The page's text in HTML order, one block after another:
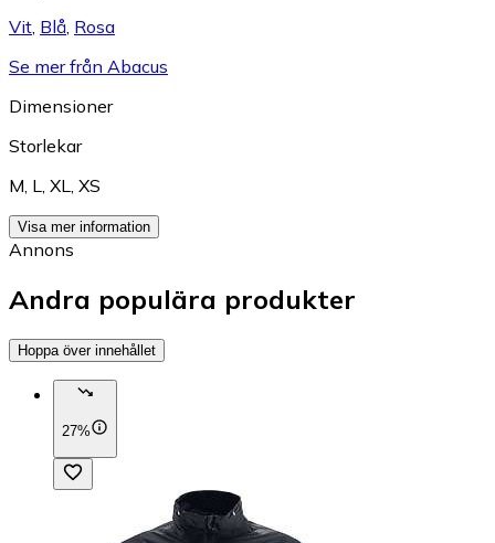
Vit, Blå, Rosa
Se mer från Abacus
Dimensioner
Storlekar
M, L, XL, XS
Visa mer information
Annons
Andra populära produkter
Hoppa över innehållet
27%